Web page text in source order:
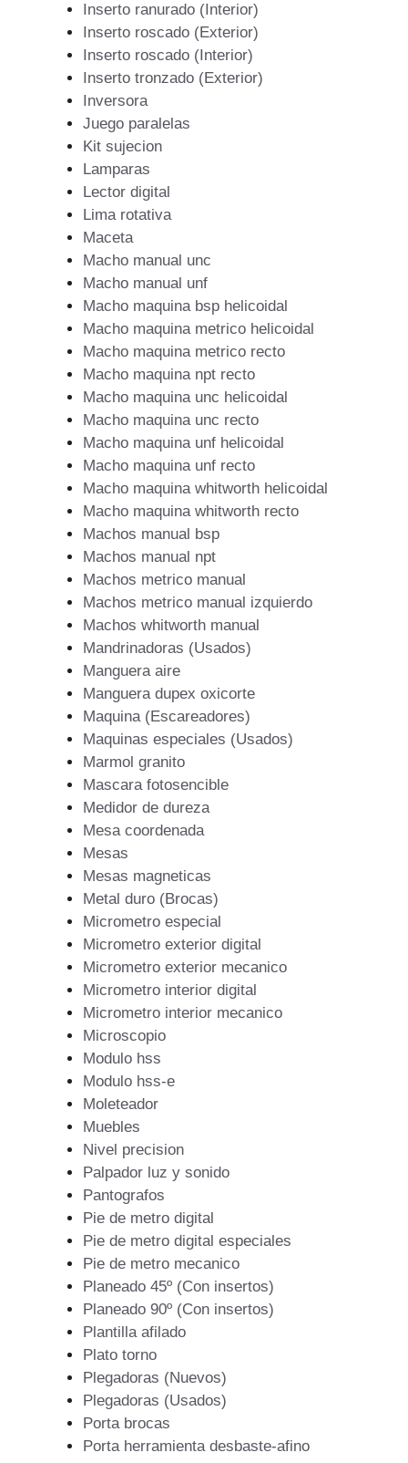
Inserto ranurado (Interior)
Inserto roscado (Exterior)
Inserto roscado (Interior)
Inserto tronzado (Exterior)
Inversora
Juego paralelas
Kit sujecion
Lamparas
Lector digital
Lima rotativa
Maceta
Macho manual unc
Macho manual unf
Macho maquina bsp helicoidal
Macho maquina metrico helicoidal
Macho maquina metrico recto
Macho maquina npt recto
Macho maquina unc helicoidal
Macho maquina unc recto
Macho maquina unf helicoidal
Macho maquina unf recto
Macho maquina whitworth helicoidal
Macho maquina whitworth recto
Machos manual bsp
Machos manual npt
Machos metrico manual
Machos metrico manual izquierdo
Machos whitworth manual
Mandrinadoras (Usados)
Manguera aire
Manguera dupex oxicorte
Maquina (Escareadores)
Maquinas especiales (Usados)
Marmol granito
Mascara fotosencible
Medidor de dureza
Mesa coordenada
Mesas
Mesas magneticas
Metal duro (Brocas)
Micrometro especial
Micrometro exterior digital
Micrometro exterior mecanico
Micrometro interior digital
Micrometro interior mecanico
Microscopio
Modulo hss
Modulo hss-e
Moleteador
Muebles
Nivel precision
Palpador luz y sonido
Pantografos
Pie de metro digital
Pie de metro digital especiales
Pie de metro mecanico
Planeado 45º (Con insertos)
Planeado 90º (Con insertos)
Plantilla afilado
Plato torno
Plegadoras (Nuevos)
Plegadoras (Usados)
Porta brocas
Porta herramienta desbaste-afino